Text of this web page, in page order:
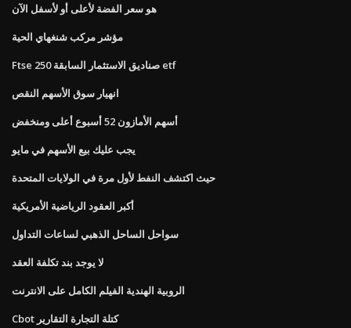
هو سعر الفضة لأعلى أو لأسفل الآن
مؤشر مركب شنغهاي الحية
Ftse 250 صناديق الاستثمار السابقة etf
انهيار سوق الأسهم النقص
أسهم الأمازون 52 أسبوع أعلى ومنخفض
يجب عليك بيع الأسهم في مايو
حيث اكتشف النفط لأول مرة في الولايات المتحدة
أكبر العقود الرياضية الأمريكية
سواحل الساحل الذهبي لساعات التداول
لا يوجد بند تكلفة العقد
الروبية الهندية الفيلم الكامل على الانترنت
Cbot كتلة التجارة التقارير